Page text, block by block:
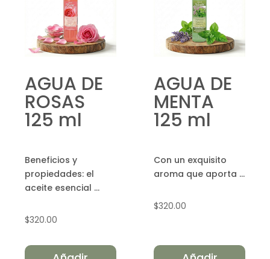
AGUA DE
ROSAS
125 ml
Beneficios y
propiedades: el
aceite esencial ...
$320.00
AGUA DE
MENTA
125 ml
Con un exquisito
aroma que aporta ...
$320.00